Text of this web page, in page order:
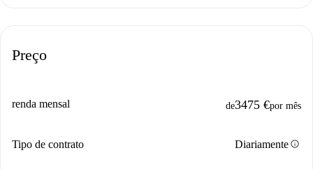
Preço
renda mensal de3475 €por mês
Tipo de contrato Diariamenteinfo